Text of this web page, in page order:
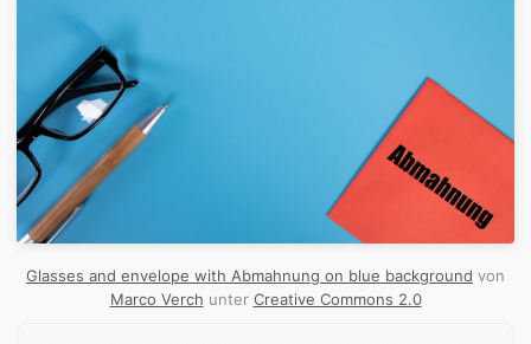
Glasses and envelope with Abmahnung on blue background von
Marco Verch unter Creative Commons 2.0